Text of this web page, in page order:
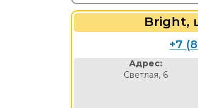
Bright,
+7
Адрес:
Светлая, 6